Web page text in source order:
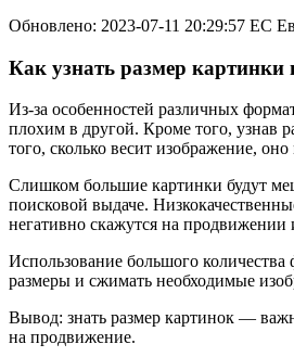
Обновлено: 2023-07-11 20:29:57 ЕС
Как узнать размер картинки
Из-за особенностей различных
плохим в другой. Кроме того, узнав
того, сколько весит изображение,
Слишком большие картинки будут
поисковой выдаче.
негативно скажутся на продвижении
Использование большого
размеры и сжимать необходимые
Вывод: знать размер картинок —
на продвижение.